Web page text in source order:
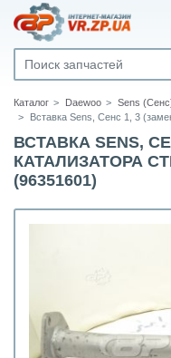
Каталог Daewoo Sens
Вставка Sens, Сенс 1, 3
ВСТАВКА SENS,
КАТАЛИЗАТОРА
(96351601)